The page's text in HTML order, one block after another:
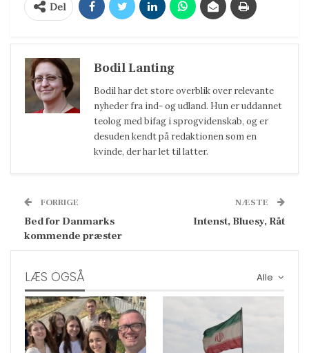
Del
Bodil Lanting
Bodil har det store overblik over relevante
nyheder fra ind- og udland. Hun er uddannet
teolog med bifag i sprogvidenskab, og er
desuden kendt på redaktionen som en
kvinde, der har let til latter.
FORRIGE
Bed for Danmarks
kommende præster
NÆSTE
Intenst, Bluesy, Råt
Alle
LÆS OGSÅ